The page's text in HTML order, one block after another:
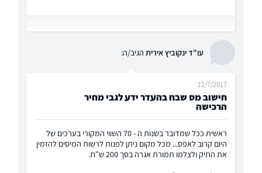
עו"ד ינקוביץ אירית הגיב/ה:
חישוב מס שבח בהעדר ידע לגבי מחיר
הרכישה
12/7/2017
ראשית ככל שמדובר בשנות ה - 70 השווי המקורי בערכים של
היום קרוב לאפס... מכל מקום ניתן לפנות לרשות המיסים להזמין
את התיק ולצלמו תמורת אגרה בסך 200 ש"ח.